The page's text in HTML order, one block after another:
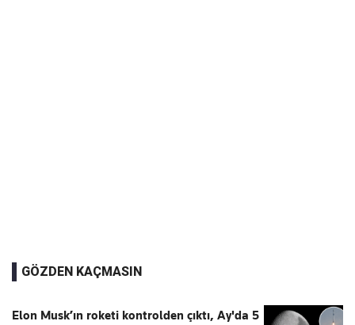
GÖZDEN KAÇMASIN
Elon Musk’ın roketi kontrolden çıktı, Ay'da 5